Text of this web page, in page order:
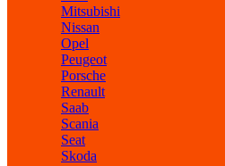
Mitsubishi
Nissan
Opel
Peugeot
Porsche
Renault
Saab
Scania
Seat
Skoda